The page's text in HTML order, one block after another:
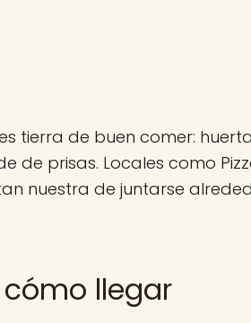
tierra de buen comer:
de prisas. Locales como
nuestra de juntarse
llegar